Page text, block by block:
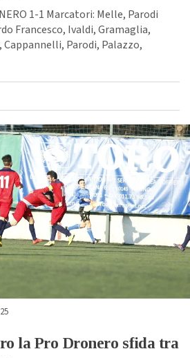
1-1 Marcatori: Melle, Parodi
Francesco, Ivaldi, Gramaglia,
Parodi, Palazzo,
la Pro Dronero sfida tra